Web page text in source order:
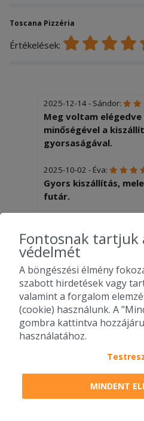
Toscana Pizzéria
Értékelések:
2025-12-14 - Sándor:
Meg voltam elégedve
minőségével a
gyorsaságával.
2025-10-02 - Éva:
Gyors kiszállítás,
futár.
Szuper
További
Fontosnak tartjuk
védelmét
A böngészési élmény
szabott hirdetések vagy
valamint a forgalom
(cookie) használunk. A
gombra kattintva
használatához.
MINDENT